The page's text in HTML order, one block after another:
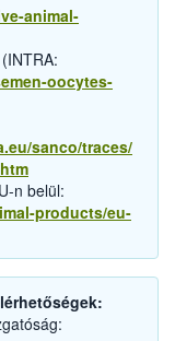
animal-
oocytes-
sanco/traces/
n belül:
products/eu-